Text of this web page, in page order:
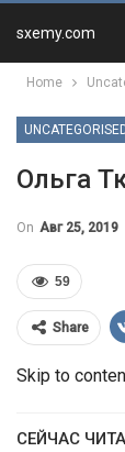
sxemy.com
Home
Ольга
On Авг 25, 2019
59
Share
Skip to
СЕЙЧАС